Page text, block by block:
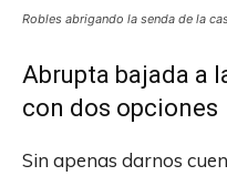
Robles abrigando la senda de la
Abrupta bajada a
con dos opciones
Sin apenas darnos